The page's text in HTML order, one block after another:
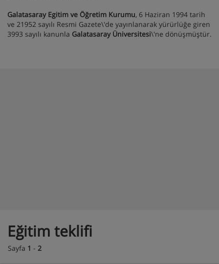
Galatasaray Egitim ve Öğretim Kurumu, 6 Haziran 1994 tarih
ve 21952 sayılı Resmi Gazete\'de yayınlanarak yürürlüğe giren
3993 sayılı kanunla Galatasaray Üniversitesi\'ne dönüşmüştür.
Eğitim teklifi
Sayfa 1 - 2